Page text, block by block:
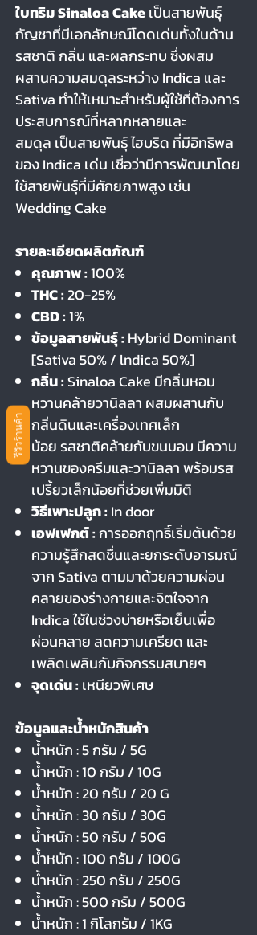
ใบทริม Sinaloa Cakeเป็นสายพันธุ์
กัญชาที่มีเอกลักษณ์โดดเด่นทั้งในด้าน
รสชาติ กลิ่น และผลกระทบ ซึ่งผสม
ผสานความสมดุลระหว่าง Indica และ
Sativa ทำให้เหมาะสำหรับผู้ใช้ที่ต้องการ
ประสบการณ์ที่หลากหลายและ
สมดุล เป็นสายพันธุ์ ไฮบริด ที่มีอิทธิพล
ของ Indica เด่น เชื่อว่ามีการพัฒนาโดย
ใช้สายพันธุ์ที่มีศักยภาพสูง เช่น
Wedding Cake
รายละเอียดผลิตภัณฑ์
คุณภาพ :100%
THC :20-25%
CBD :1%
ข้อมูลสายพันธุ์ : Hybrid Dominant
[Sativa 50% / lndica 50%]
กลิ่น :Sinaloa Cake มีกลิ่นหอม
หวานคล้ายวานิลลา ผสมผสานกับ
กลิ่นดินและเครื่องเทศเล็ก
น้อย รสชาติคล้ายกับขนมอบ มีความ
หวานของครีมและวานิลลา พร้อมรส
เปรี้ยวเล็กน้อยที่ช่วยเพิ่มมิติ
วิธีเพาะปลูก : In door
เอฟเฟกต์ :การออกฤทธิ์เริ่มต้นด้วย
ความรู้สึกสดชื่นและยกระดับอารมณ์
จาก Sativa ตามมาด้วยความผ่อน
คลายของร่างกายและจิตใจจาก
Indica ใช้ในช่วงบ่ายหรือเย็นเพื่อ
ผ่อนคลาย ลดความเครียด และ
เพลิดเพลินกับกิจกรรมสบายๆ
จุดเด่น : เหนียวพิเศษ
ข้อมูลและน้ำหนักสินค้า
น้ำหนัก : 5 กรัม / 5G
น้ำหนัก : 10 กรัม / 10G
น้ำหนัก : 20 กรัม / 20 G
น้ำหนัก : 30 กรัม / 30G
น้ำหนัก : 50 กรัม / 50G
น้ำหนัก : 100 กรัม / 100G
น้ำหนัก : 250 กรัม / 250G
น้ำหนัก : 500 กรัม / 500G
น้ำหนัก : 1 กิโลกรัม / 1KG
รีวิวร้านค้า